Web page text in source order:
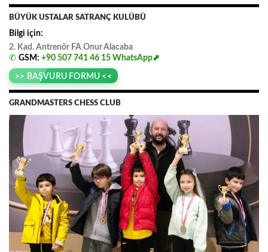
BÜYÜK USTALAR SATRANÇ KULÜBÜ
Bilgi için:
2. Kad. Antrenör FA Onur.Alacaba
✆ GSM: +90 507 741 46 15 WhatsApp⬈
>> BAŞVURU FORMU <<
GRANDMASTERS CHESS CLUB